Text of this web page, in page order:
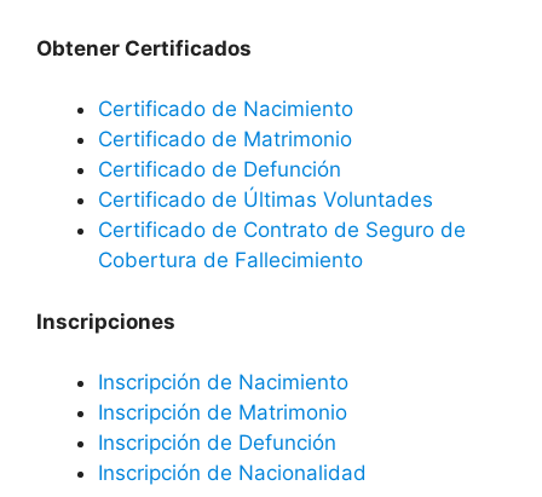
Obtener Certificados
Certificado de Nacimiento
Certificado de Matrimonio
Certificado de Defunción
Certificado de Últimas Voluntades
Certificado de Contrato de Seguro de
Cobertura de Fallecimiento
Inscripciones
Inscripción de Nacimiento
Inscripción de Matrimonio
Inscripción de Defunción
Inscripción de Nacionalidad